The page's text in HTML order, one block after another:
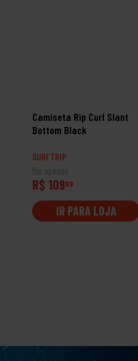
Camiseta Rip Curl Slant
Bottom Black
SURFTRIP
Por apenas
R$ 10999
IR PARA LOJA